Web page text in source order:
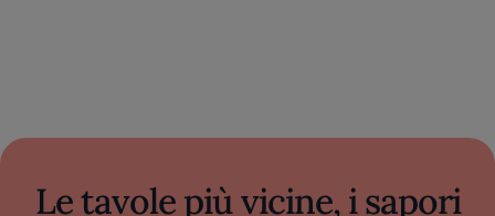
Le tavole più vicine, i sapori